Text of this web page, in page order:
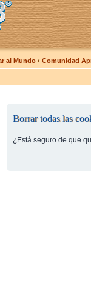
al Mundo ‹ Comunidad
Borrar todas las
¿Está seguro de que